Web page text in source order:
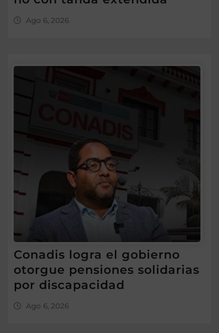
Ago 6, 2026
Conadis logra el gobierno
otorgue pensiones solidarias
por discapacidad
Ago 6, 2026